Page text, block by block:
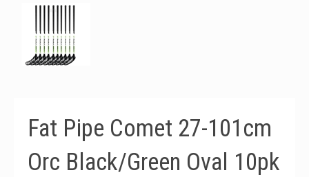
Fat Pipe Comet 27-101cm
Orc Black/Green Oval 10pk